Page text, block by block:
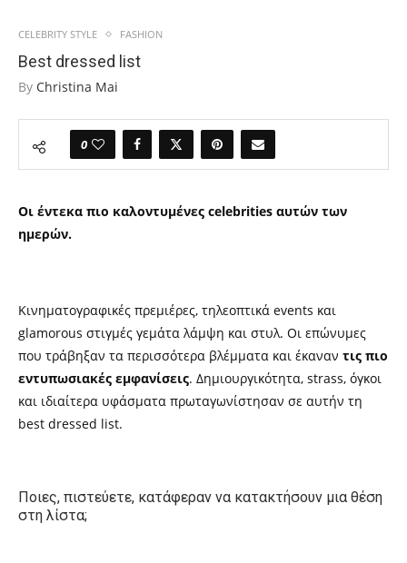
CELEBRITY STYLE FASHION
Best dressed list
By Christina Mai
0
Οι έντεκα πιο καλοντυμένες celebrities αυτών των
ημερών.
Kινηματογραφικές πρεμιέρες, τηλεοπτικά events και
glamorous στιγμές γεμάτα λάμψη και στυλ. Οι επώνυμες
που τράβηξαν τα περισσότερα βλέμματα και έκαναν τις πιο
εντυπωσιακές εμφανίσεις. Δημιουργικότητα, strass, όγκοι
και ιδιαίτερα υφάσματα πρωταγωνίστησαν σε αυτήν τη
best dressed list.
Ποιες, πιστεύετε, κατάφεραν να κατακτήσουν μια θέση
στη λίστα;